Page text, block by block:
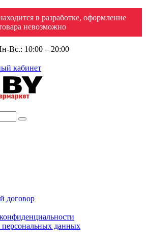
в разработке, оформление
невозможно
Вс.: 10:00 – 20:00
кабинет
договор
персональных данных